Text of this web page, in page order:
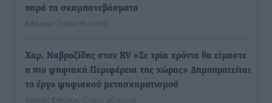
παρά τα σκαμπανεβάσματα
Ειδήσεις πριν 16 λεπτά
Χαρ. Ναβροζίδης στον RV «Σε τρία χρόνια θα είμαστε
η πιο ψηφιακή Περιφέρεια της χώρας» Δημοπρατείται
το έργο ψηφιακού μετασχηματισμού
Τοπικές Ειδήσεις πριν 20 λεπτά